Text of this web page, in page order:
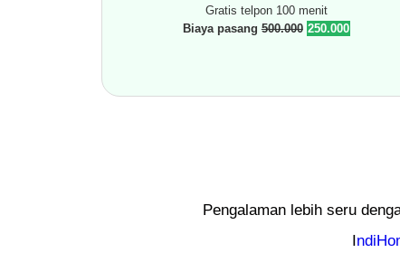
Gratis telpon 100 menit
Biaya pasang500.000 250.000
Pengalaman lebih seru
I